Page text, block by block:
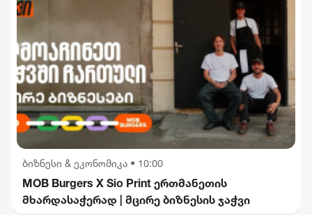
ბიზნესი & ეკონომიკა • 10:00
MOB Burgers X Sio Print ერთმანეთის
მხარდასაჭერად | მცირე ბიზნესის ჯაჭვი